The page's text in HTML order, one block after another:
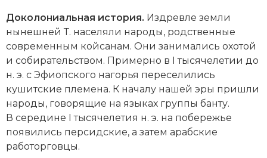
Северная Америка
Социально-экономическая история
Специальные исторические дисциплины
СССР
Южная Америка
Доколониальная история. Издревле земли
нынешней Т. населяли народы, родственные
современным койсанам. Они занимались охотой
и собирательством. Примерно в I тысячелетии до
н. э. с Эфиопского нагорья переселились
кушитские племена. К началу нашей эры пришли
народы, говорящие на языках группы банту.
В середине I тысячелетия н. э. на побережье
появились персидские, а затем арабские
работорговцы.